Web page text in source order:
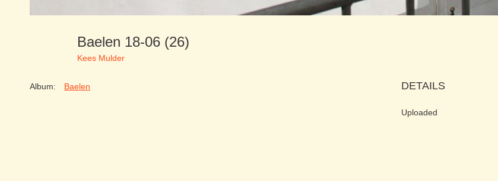
Baelen 18-06 (26)
Kees Mulder
Album: Baelen DETAILS
Uploaded